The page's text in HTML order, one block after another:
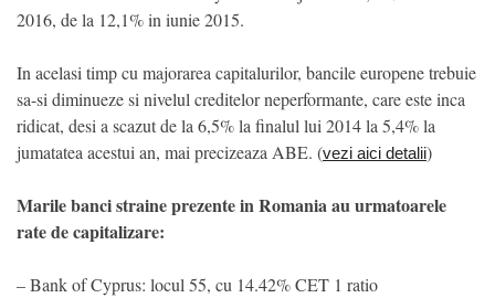
2016, de la 12,1% in iunie 2015.
In acelasi timp cu majorarea capitalurilor, bancile europene trebuie
sa-si diminueze si nivelul creditelor neperformante, care este inca
ridicat, desi a scazut de la 6,5% la finalul lui 2014 la 5,4% la
jumatatea acestui an, mai precizeaza ABE. (vezi aici detalii)
Marile banci straine prezente in Romania au urmatoarele
rate de capitalizare:
– Bank of Cyprus: locul 55, cu 14.42% CET 1 ratio